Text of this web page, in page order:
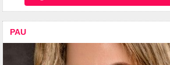
PAU